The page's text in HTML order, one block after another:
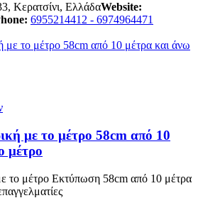
Κερατσίνι, ΕλλάδαWebsite:
6955214412 - 6974964471
με το μέτρο 58cm από 10
μέτρο
το μέτρο Εκτύπωση 58cm από 10 μέτρα